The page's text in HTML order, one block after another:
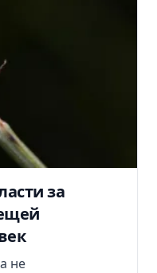
за
не